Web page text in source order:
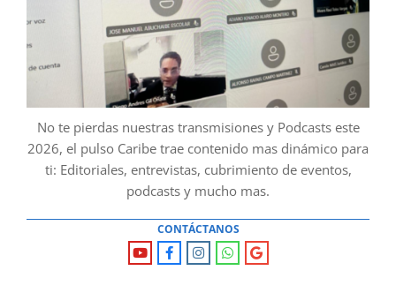
No te pierdas nuestras transmisiones y Podcasts este
2026, el pulso Caribe trae contenido mas dinámico para
ti: Editoriales, entrevistas, cubrimiento de eventos,
podcasts y mucho mas.
CONTÁCTANOS